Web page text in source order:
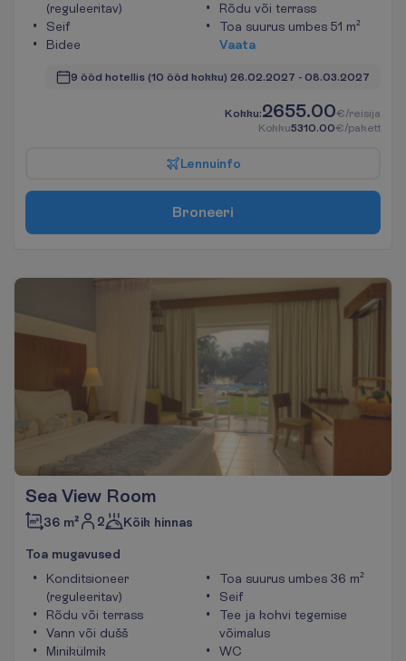
(reguleeritav)
Seif
Bidee
Rõdu või terrass
Toa suurus umbes 51 m²
Vaata
9 ööd hotellis (10 ööd kokku) 26.02.2027 - 08.03.2027
Kokku:2655.00€/reisija
Kokku5310.00€/pakett
Lennuinfo
Broneeri
Sea View Room
36 m² 2 Kõik hinnas
Toa mugavused
Konditsioneer
(reguleeritav)
Rõdu või terrass
Vann või dušš
Minikülmik
Toa suurus umbes 36 m²
Seif
Tee ja kohvi tegemise
võimalus
WC